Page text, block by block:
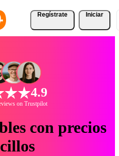
Regístrate Iniciar
4.9
on Trustpilot
con precios